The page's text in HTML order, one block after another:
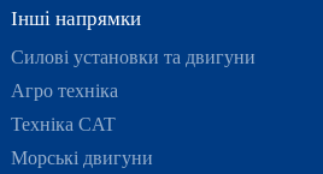
Інші напрямки
Силові установки та двигуни
Агро техніка
Техніка CAT
Морські двигуни